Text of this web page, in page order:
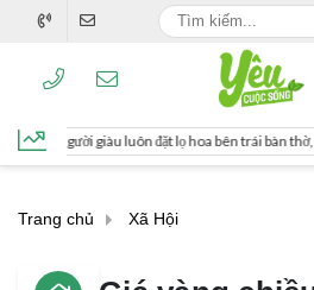
hoa bên trái bàn thờ, nếu đặt bên phải thì sao?
Trang chủ Xã Hội